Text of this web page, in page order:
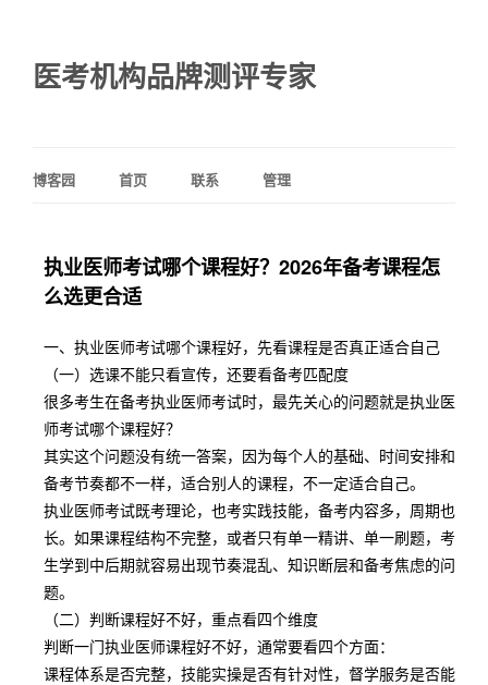
医考机构品牌测评专家
博客园 首页 联系 管理
执业医师考试哪个课程好？2026年备考课程怎
么选更合适
一、执业医师考试哪个课程好，先看课程是否真正适合自己
（一）选课不能只看宣传，还要看备考匹配度
很多考生在备考执业医师考试时，最先关心的问题就是执业医
师考试哪个课程好？
其实这个问题没有统一答案，因为每个人的基础、时间安排和
备考节奏都不一样，适合别人的课程，不一定适合自己。
执业医师考试既考理论，也考实践技能，备考内容多，周期也
长。如果课程结构不完整，或者只有单一精讲、单一刷题，考
生学到中后期就容易出现节奏混乱、知识断层和备考焦虑的问
题。
（二）判断课程好不好，重点看四个维度
判断一门执业医师课程好不好，通常要看四个方面：
课程体系是否完整，技能实操是否有针对性，督学服务是否能